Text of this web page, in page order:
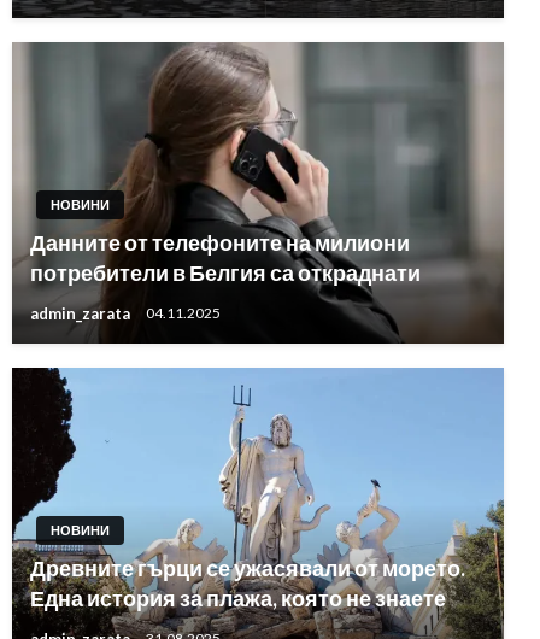
НОВИНИ
Данните от телефоните на милиони
потребители в Белгия са откраднати
admin_zarata 04.11.2025
НОВИНИ
Древните гърци се ужасявали от морето.
Една история за плажа, която не знаете